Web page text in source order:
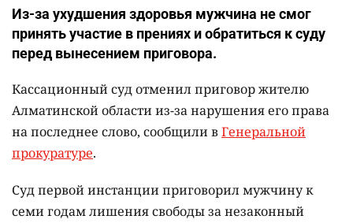
Из-за ухудшения здоровья мужчина не смог
принять участие в прениях и обратиться к суду
перед вынесением приговора.
Кассационный суд отменил приговор жителю
Алматинской области из-за нарушения его права
на последнее слово, сообщили вГенеральной
прокуратуре.
Суд первой инстанции приговорил мужчину к
семи годам лишения свободы за незаконный